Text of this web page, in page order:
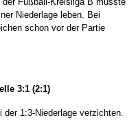
Niederlage leben. Bei
schon vor der Partie
3:1 (2:1)
1:3-Niederlage verzichten.